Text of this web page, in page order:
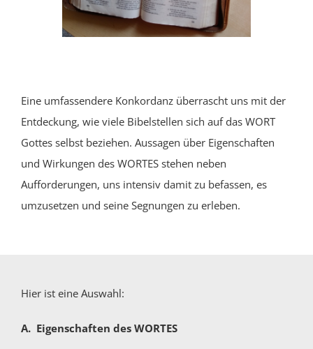
Eine umfassendere Konkordanz überrascht uns mit der
Entdeckung, wie viele Bibelstellen sich auf das WORT
Gottes selbst beziehen. Aussagen über Eigenschaften
und Wirkungen des WORTES stehen neben
Aufforderungen, uns intensiv damit zu befassen, es
umzusetzen und seine Segnungen zu erleben.
Hier ist eine Auswahl:
A. Eigenschaften des WORTES